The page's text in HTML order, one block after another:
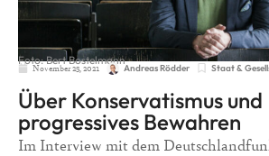
Foto: Bert Bostelmann
November 25, 2021 Andreas Rödder Staat &
Über Konservatismus und
progressives Bewahren
Im Interview mit dem